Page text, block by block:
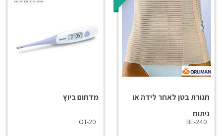
חגורת בטן לאחר לידה או
ניתוח
BE-240
מדחום ביוץ
OT-20